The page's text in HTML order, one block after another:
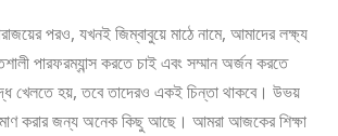
পরও, যখনই জিম্বাবুয়ে মাঠে নামে, আমাদের লক্ষ্য
পারফরম্যান্স করতে চাই এবং সম্মান অর্জন করতে
খেলতে হয়, তবে তাদেরও একই চিন্তা থাকবে। উভয়
করার জন্য অনেক কিছু আছে। আমরা আজকের শিক্ষা